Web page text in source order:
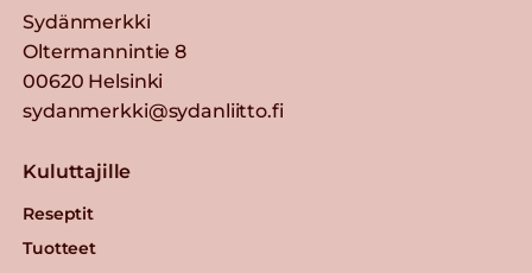
Sydänmerkki
Oltermannintie 8
00620 Helsinki
sydanmerkki@sydanliitto.fi
Kuluttajille
Reseptit
Tuotteet